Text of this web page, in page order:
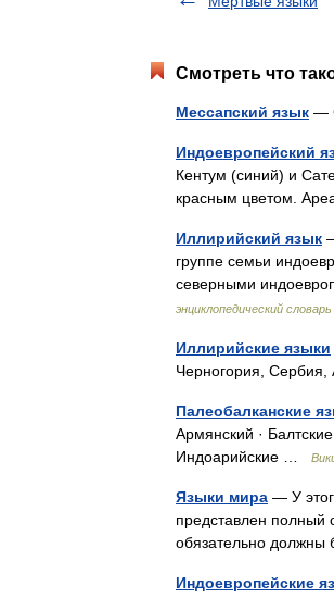
Смотреть что
Мессапский язык —
Индоевропейский
Кентум (синий) и
красным цветом.
Иллирийский язык
группе семьи
северными
энциклопедический словарь
Иллирийские языки
Черногория,
Палеобалканские
Армянский ·
Индоарийские …
Языки мира — У
представлен полный
обязательно
Индоевропейские